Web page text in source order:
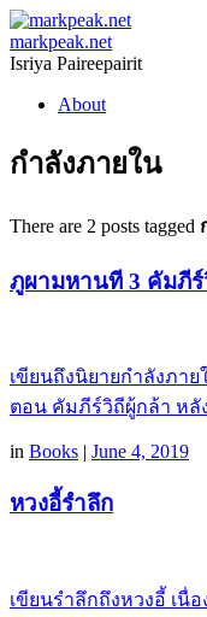
markpeak.net
Isriya Paireepairit
Skip
content
About
กำลังภายใน
There are 2 posts tagged
ภูผามหานที 3 คัมภีร์
เขียนถึงนิยายกำลังภา
ตอน คัมภีร์วิถีผู้กล้า หลั
in Books | June 4, 2019
หวงอี้รำลึก
เขียนรำลึกถึงหวงอี้ เนื่